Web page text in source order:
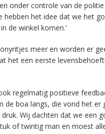
onder controle van de
hebben het idee dat we het
de winkel komen.’
meer en worden er
het een eerste
regelmatig positieve
de boa langs, die vond het er
Wij dachten dat we een
of twintig man en moest